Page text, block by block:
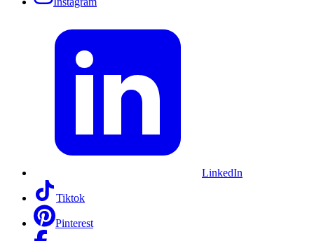
LinkedIn
Tiktok
Pinterest